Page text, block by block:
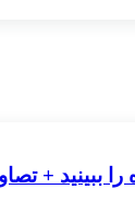
را ببینید +